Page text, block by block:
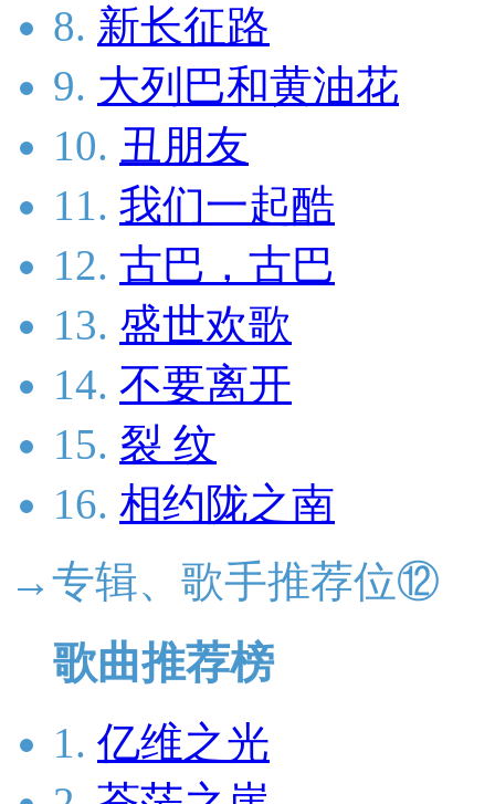
8. 新长征路
9. 大列巴和黄油花
10. 丑朋友
11. 我们一起酷
12. 古巴，古巴
13. 盛世欢歌
14. 不要离开
15. 裂 纹
16. 相约陇之南
→专辑、歌手推荐位⑫
歌曲推荐榜
1. 亿维之光